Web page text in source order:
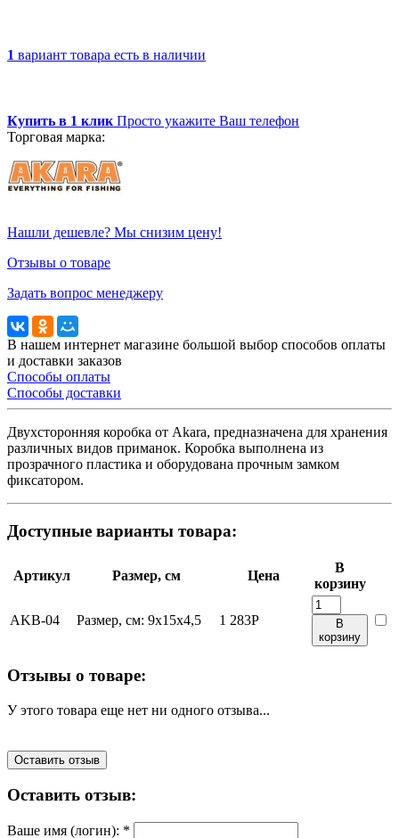
1 вариант товара есть в наличии
Купить в 1 клик Просто укажите Ваш телефон
Торговая марка:
Нашли дешевле? Мы снизим цену!
Отзывы о товаре
Задать вопрос менеджеру
В нашем интернет магазине большой выбор способов оплаты
и доставки заказов
Способы оплаты
Способы доставки
Двухсторонняя коробка от Akara, предназначена для хранения
различных видов приманок. Коробка выполнена из
прозрачного пластика и оборудована прочным замком
фиксатором.
Доступные варианты товара:
Артикул Размер, см Цена
В
корзину
AKB-04 Размер, см: 9x15x4,5 1 283Р
В
корзину
Отзывы о товаре:
У этого товара еще нет ни одного отзыва...
Оставить отзыв
Оставить отзыв:
Ваше имя (логин): *